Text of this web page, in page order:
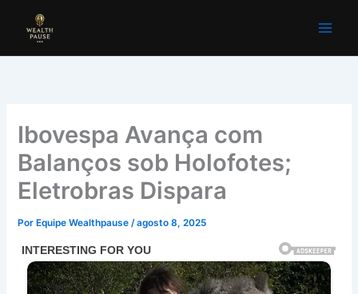
Ibovespa Avança com
Balanços sob Holofotes;
Eletrobras Dispara
Por Equipe Wealthpause/agosto 8, 2025